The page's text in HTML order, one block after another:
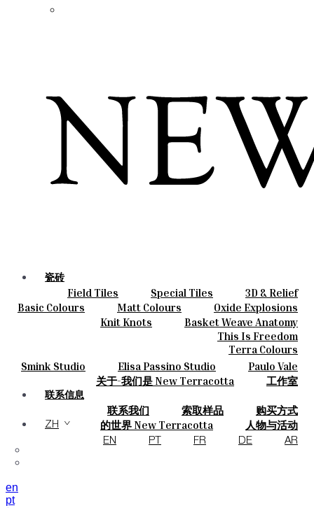
瓷砖
Field Tiles Special Tiles
3D & Relief
Hand Painted
Bold Pattern
Parquet Bisque
Natural Cotto
Smink Studio
Elisa Passino
Paulo Vale
Basic Colours Matt Colours
Oxide Explosions
Special Firing
Vintage Metallics
Dry Colours
Terra Colours
陶瓷
Knit Knots
Basket Weave Anatomy
This Is Freedom
Smink Studio Elisa Passino Studio Paulo Vale
关于
关于-我们是 New Terracotta 工作室
联系信息
联系我们 索取样品
购买方式
目录和 技术规格
常见问题
的世界 New Terracotta
人物与活动
地方和故事
材料和可持续性 灵感与文化
ZH
EN PT FR DE AR
en
pt